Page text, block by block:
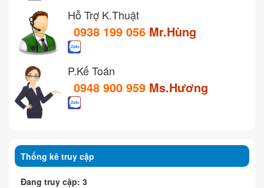
Hỗ Trợ K.Thuật
0938 199 056 Mr.Hùng
P.Kế Toán
0948 900 959 Ms.Hương
Thống kê truy cập
Đang truy cập: 3